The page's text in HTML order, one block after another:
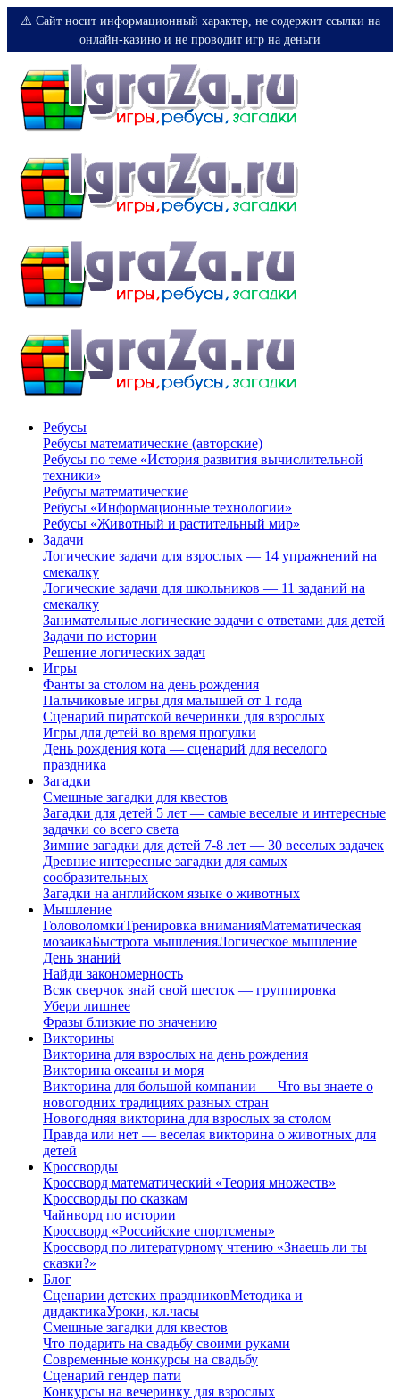
⚠️ Сайт носит информационный характер, не содержит ссылки на
онлайн-казино и не проводит игр на деньги
Ребусы
Ребусы математические (авторские)
Ребусы по теме «История развития вычислительной
техники»
Ребусы математические
Ребусы «Информационные технологии»
Ребусы «Животный и растительный мир»
Задачи
Логические задачи для взрослых — 14 упражнений на
смекалку
Логические задачи для школьников — 11 заданий на
смекалку
Занимательные логические задачи с ответами для детей
Задачи по истории
Решение логических задач
Игры
Фанты за столом на день рождения
Пальчиковые игры для малышей от 1 года
Сценарий пиратской вечеринки для взрослых
Игры для детей во время прогулки
День рождения кота — сценарий для веселого
праздника
Загадки
Смешные загадки для квестов
Загадки для детей 5 лет — самые веселые и интересные
задачки со всего света
Зимние загадки для детей 7-8 лет — 30 веселых задачек
Древние интересные загадки для самых
сообразительных
Загадки на английском языке о животных
Мышление
ГоловоломкиТренировка вниманияМатематическая
мозаикаБыстрота мышленияЛогическое мышление
День знаний
Найди закономерность
Всяк сверчок знай свой шесток — группировка
Убери лишнее
Фразы близкие по значению
Викторины
Викторина для взрослых на день рождения
Викторина океаны и моря
Викторина для большой компании — Что вы знаете о
новогодних традициях разных стран
Новогодняя викторина для взрослых за столом
Правда или нет — веселая викторина о животных для
детей
Кроссворды
Кроссворд математический «Теория множеств»
Кроссворды по сказкам
Чайнворд по истории
Кроссворд «Российские спортсмены»
Кроссворд по литературному чтению «Знаешь ли ты
сказки?»
Блог
Сценарии детских праздниковМетодика и
дидактикаУроки, кл.часы
Смешные загадки для квестов
Что подарить на свадьбу своими руками
Современные конкурсы на свадьбу
Сценарий гендер пати
Конкурсы на вечеринку для взрослых